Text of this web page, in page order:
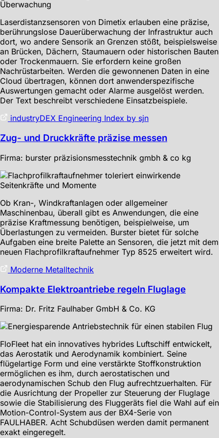
Laserdistanzsensoren von Dimetix erlauben eine präzise,
berührungslose Dauerüberwachung der Infrastruktur auch
dort, wo andere Sensorik an Grenzen stößt, beispielsweise
an Brücken, Dächern, Staumauern oder historischen Bauten
oder Trockenmauern. Sie erfordern keine großen
Nachrüstarbeiten. Werden die gewonnenen Daten in eine
Cloud übertragen, können dort anwenderspezifische
Auswertungen gemacht oder Alarme ausgelöst werden.
Der Text beschreibt verschiedene Einsatzbeispiele.
industryDEX Engineering Index by sjn
Zug- und Druckkräfte präzise messen
Firma: burster präzisionsmesstechnik gmbh & co kg
Ob Kran-, Windkraftanlagen oder allgemeiner
Maschinenbau, überall gibt es Anwendungen, die eine
präzise Kraftmessung benötigen, beispielweise, um
Überlastungen zu vermeiden. Burster bietet für solche
Aufgaben eine breite Palette an Sensoren, die jetzt mit dem
neuen Flachprofilkraftaufnehmer Typ 8525 erweitert wird.
Moderne Metalltechnik
Kompakte Elektroantriebe regeln Fluglage
Firma: Dr. Fritz Faulhaber GmbH & Co. KG
FloFleet hat ein innovatives hybrides Luftschiff entwickelt,
das Aerostatik und Aerodynamik kombiniert. Seine
flügelartige Form und eine verstärkte Stoffkonstruktion
ermöglichen es ihm, durch aerostatischen und
aerodynamischen Schub den Flug aufrechtzuerhalten. Für
die Ausrichtung der Propeller zur Steuerung der Fluglage
sowie die Stabilisierung des Fluggeräts fiel die Wahl auf ein
Motion-Control-System aus der BX4-Serie von
FAULHABER. Acht Schubdüsen werden damit permanent
exakt eingeregelt.